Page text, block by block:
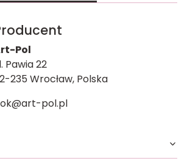
Pol
Pawia 22
235 Wrocław, Polska
pol.pl